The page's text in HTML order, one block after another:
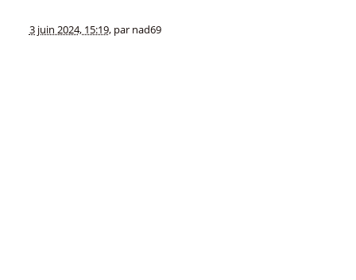
3 juin 2024, 15:19, par nad69